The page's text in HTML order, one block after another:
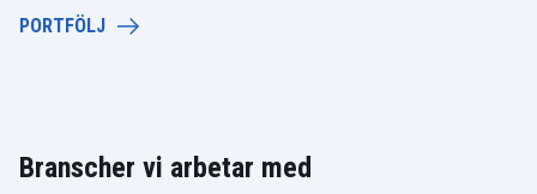
PORTFÖLJ
Branscher vi arbetar med